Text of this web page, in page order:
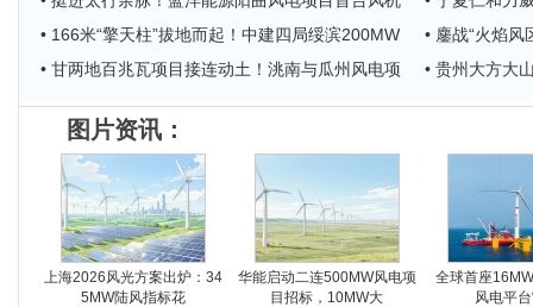
• 166米“擎天柱”拔地而起！中建四局绥滨200MW
• 鏖战“火焰
• 甘两地百兆瓦项目接连动土！洮南与瓜州风电项
• 贵州大方大
图片资讯：
上海2026风光方案出炉：34
5MW陆风指标花
华能启动二连500MW风电项
目招标，10MW大
全球首座
风电平